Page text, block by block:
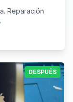
Reparación
DESPUÉS